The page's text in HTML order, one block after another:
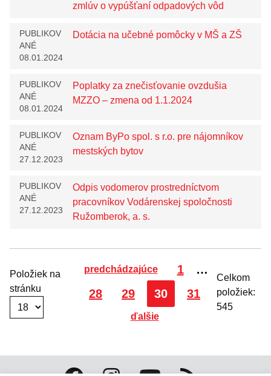
zmlúv o vypúšťaní odpadových vôd
PUBLIKOV
ANÉ
08.01.2024
Dotácia na učebné pomôcky v MŠ a ZŠ
PUBLIKOV
ANÉ
08.01.2024
Poplatky za znečisťovanie ovzdušia
MZZO – zmena od 1.1.2024
PUBLIKOV
ANÉ
27.12.2023
Oznam ByPo spol. s r.o. pre nájomníkov
mestských bytov
PUBLIKOV
ANÉ
27.12.2023
Odpis vodomerov prostredníctvom
pracovníkov Vodárenskej spoločnosti
Ružomberok, a. s.
Položiek na
stránku
predchádzajúce Strana
1
…
Strana
28 Strana
29 Strana
30 Strana
31
ďalšie
Celkom
položiek:
545